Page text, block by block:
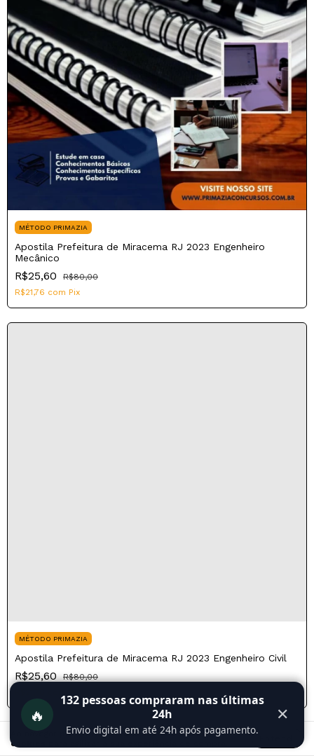
Ao navegar por este sitevocê aceita o uso de
cookies
MÉTODO PRIMAZIA
Apostila Prefeitura de Miracema RJ 2023 Engenheiro
Mecânico
R$25,60
R$80,00
R$21,76 com Pix
MÉTODO PRIMAZIA
Apostila Prefeitura de Miracema RJ 2023 Engenheiro Civil
R$25,60 R$80,00
🔥
132 pessoas compraram nas últimas
24h
Envio digital em até 24h após pagamento.
✕